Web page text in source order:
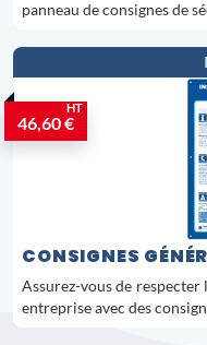
panneau de consignes de
46,60 €
HT
CONSIGNES
Assurez-vous de
entreprise avec des